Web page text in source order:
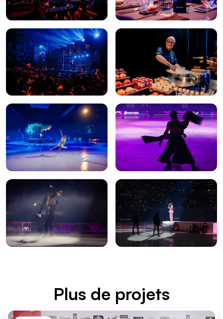
Plus de projets